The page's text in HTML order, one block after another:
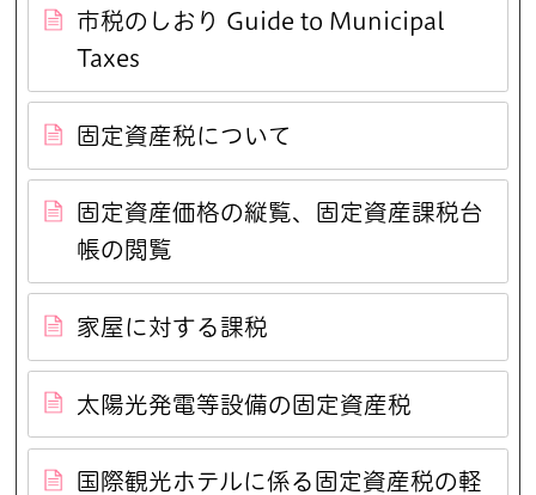
市税のしおり Guide to Municipal
Taxes
固定資産税について
固定資産価格の縦覧、固定資産課税台
帳の閲覧
家屋に対する課税
太陽光発電等設備の固定資産税
国際観光ホテルに係る固定資産税の軽